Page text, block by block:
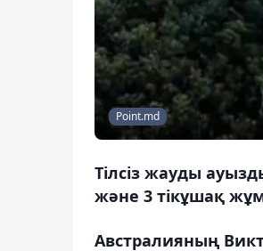
Point.md
Тілсіз жауды
және 3 тікұшақ
Австралияның